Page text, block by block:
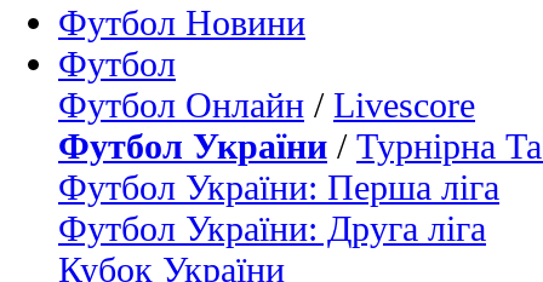
Футбол Новини
Футбол
Футбол Онлайн / Livescore
Футбол України / Турнірна
Футбол України: Перша ліга
Футбол України: Друга ліга
Кубок України